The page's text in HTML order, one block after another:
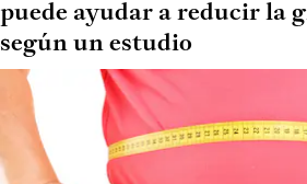
puede ayudar a reducir la
según un estudio